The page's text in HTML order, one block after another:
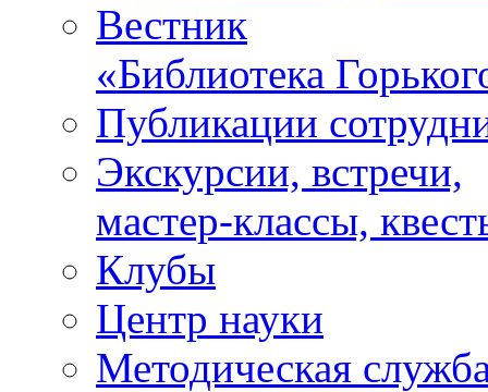
Вестник
«Библиотека
Публикации
Экскурсии, встречи,
мастер-классы,
Клубы
Центр науки
Методическая